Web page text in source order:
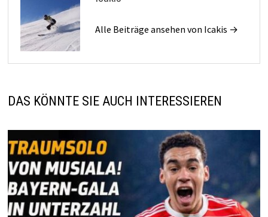
Alle Beiträge ansehen von Icakis →
DAS KÖNNTE SIE AUCH INTERESSIEREN